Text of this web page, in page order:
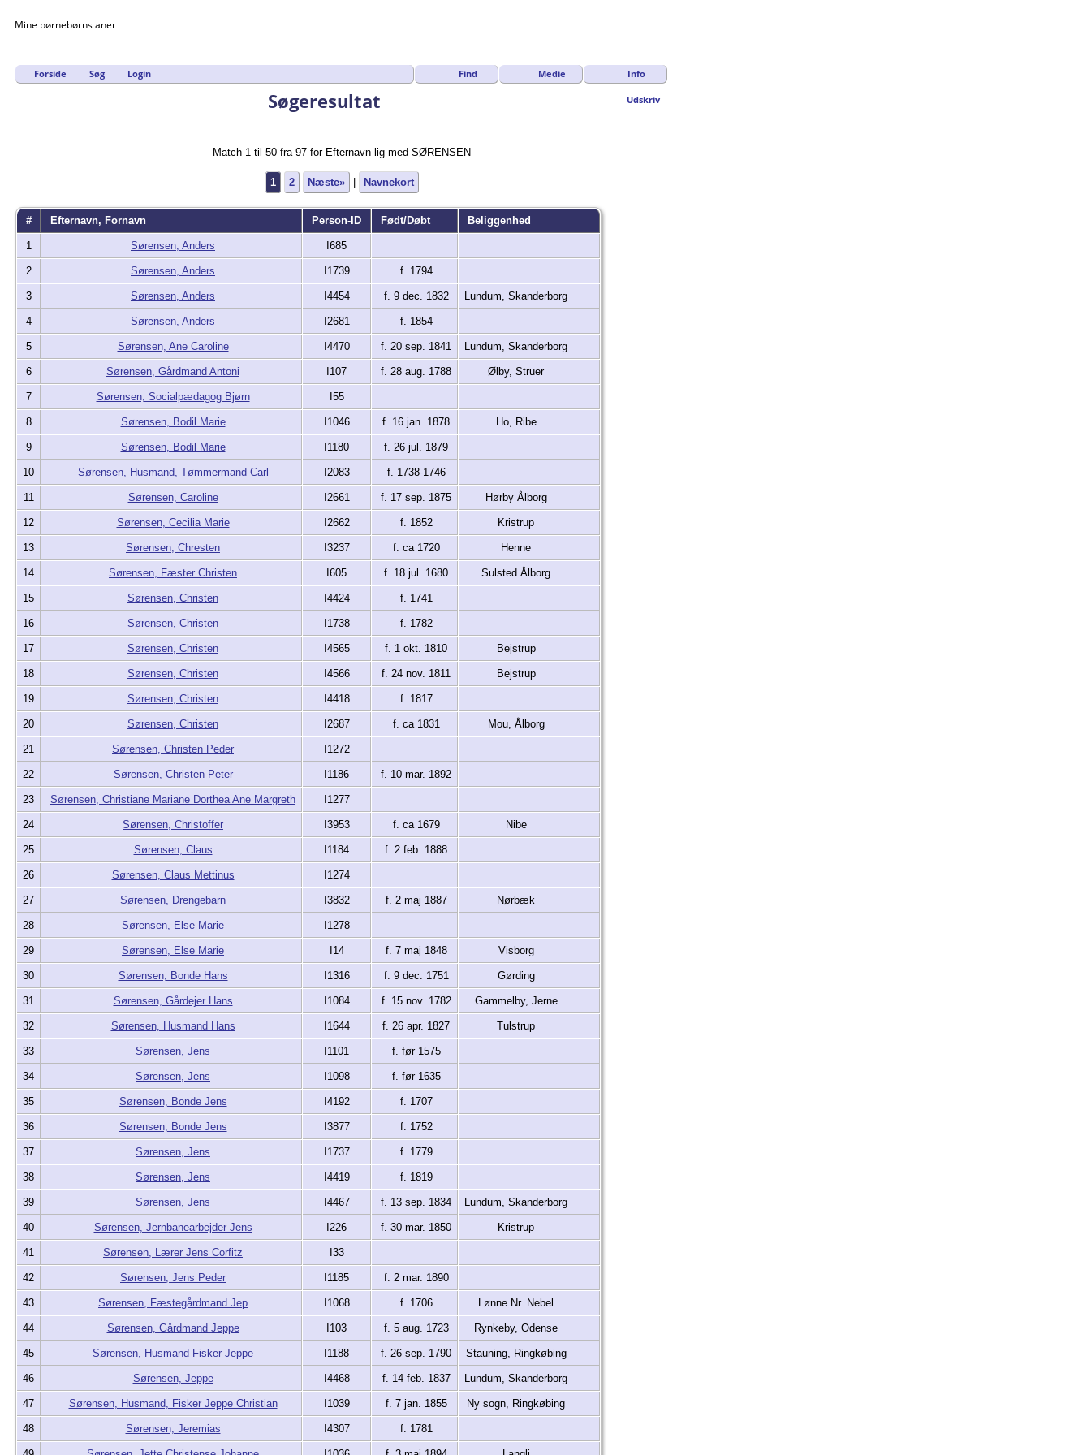
Mine børnebørns aner
Find Medie Info
Forside Søg Login
Udskriv
Søgeresultat
Match 1 til 50 fra 97 for Efternavn lig med SØRENSEN
1 2 Næste» Navnekort
# Efternavn, Fornavn Person-ID Født/Døbt Beliggenhed
1 Sørensen, Anders I685
2 Sørensen, Anders I1739 f. 1794
3 Sørensen, Anders I4454 f. 9 dec. 1832 Lundum, Skanderborg
4 Sørensen, Anders I2681 f. 1854
5 Sørensen, Ane Caroline I4470 f. 20 sep. 1841 Lundum, Skanderborg
6 Sørensen, Gårdmand Antoni I107 f. 28 aug. 1788 Ølby, Struer
7 Sørensen, Socialpædagog Bjørn I55
8 Sørensen, Bodil Marie I1046 f. 16 jan. 1878 Ho, Ribe
9 Sørensen, Bodil Marie I1180 f. 26 jul. 1879
10 Sørensen, Husmand, Tømmermand Carl I2083 f. 1738-1746
11 Sørensen, Caroline I2661 f. 17 sep. 1875 Hørby Ålborg
12 Sørensen, Cecilia Marie I2662 f. 1852 Kristrup
13 Sørensen, Chresten I3237 f. ca 1720 Henne
14 Sørensen, Fæster Christen I605 f. 18 jul. 1680 Sulsted Ålborg
15 Sørensen, Christen I4424 f. 1741
16 Sørensen, Christen I1738 f. 1782
17 Sørensen, Christen I4565 f. 1 okt. 1810 Bejstrup
18 Sørensen, Christen I4566 f. 24 nov. 1811 Bejstrup
19 Sørensen, Christen I4418 f. 1817
20 Sørensen, Christen I2687 f. ca 1831 Mou, Ålborg
21 Sørensen, Christen Peder I1272
22 Sørensen, Christen Peter I1186 f. 10 mar. 1892
23 Sørensen, Christiane Mariane Dorthea Ane Margreth I1277
24 Sørensen, Christoffer I3953 f. ca 1679 Nibe
25 Sørensen, Claus I1184 f. 2 feb. 1888
26 Sørensen, Claus Mettinus I1274
27 Sørensen, Drengebarn I3832 f. 2 maj 1887 Nørbæk
28 Sørensen, Else Marie I1278
29 Sørensen, Else Marie I14 f. 7 maj 1848 Visborg
30 Sørensen, Bonde Hans I1316 f. 9 dec. 1751 Gørding
31 Sørensen, Gårdejer Hans I1084 f. 15 nov. 1782 Gammelby, Jerne
32 Sørensen, Husmand Hans I1644 f. 26 apr. 1827 Tulstrup
33 Sørensen, Jens I1101 f. før 1575
34 Sørensen, Jens I1098 f. før 1635
35 Sørensen, Bonde Jens I4192 f. 1707
36 Sørensen, Bonde Jens I3877 f. 1752
37 Sørensen, Jens I1737 f. 1779
38 Sørensen, Jens I4419 f. 1819
39 Sørensen, Jens I4467 f. 13 sep. 1834 Lundum, Skanderborg
40 Sørensen, Jernbanearbejder Jens I226 f. 30 mar. 1850 Kristrup
41 Sørensen, Lærer Jens Corfitz I33
42 Sørensen, Jens Peder I1185 f. 2 mar. 1890
43 Sørensen, Fæstegårdmand Jep I1068 f. 1706 Lønne Nr. Nebel
44 Sørensen, Gårdmand Jeppe I103 f. 5 aug. 1723 Rynkeby, Odense
45 Sørensen, Husmand Fisker Jeppe I1188 f. 26 sep. 1790 Stauning, Ringkøbing
46 Sørensen, Jeppe I4468 f. 14 feb. 1837 Lundum, Skanderborg
47 Sørensen, Husmand, Fisker Jeppe Christian I1039 f. 7 jan. 1855 Ny sogn, Ringkøbing
48 Sørensen, Jeremias I4307 f. 1781